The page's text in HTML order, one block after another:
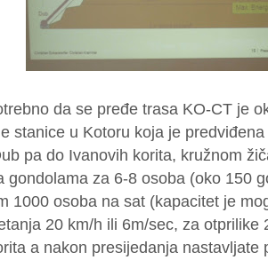
da se pređe trasa KO-CT je
stanice u Kotoru koja je
pa do Ivanovih korita, kružnom
gondolama za 6-8 osoba (oko 150
1000 osoba na sat (kapacitet je
20 km/h ili 6m/sec, za otprilike
a nakon presijedanja nastavljate